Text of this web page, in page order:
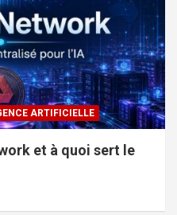
ARTIFICIELLE
et à quoi sert le